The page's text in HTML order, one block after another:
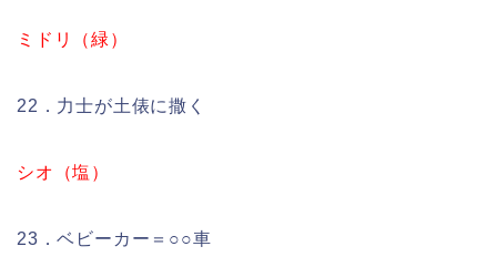
ミドリ（緑）
22．力士が土俵に撒く
シオ（塩）
23．ベビーカー＝○○車